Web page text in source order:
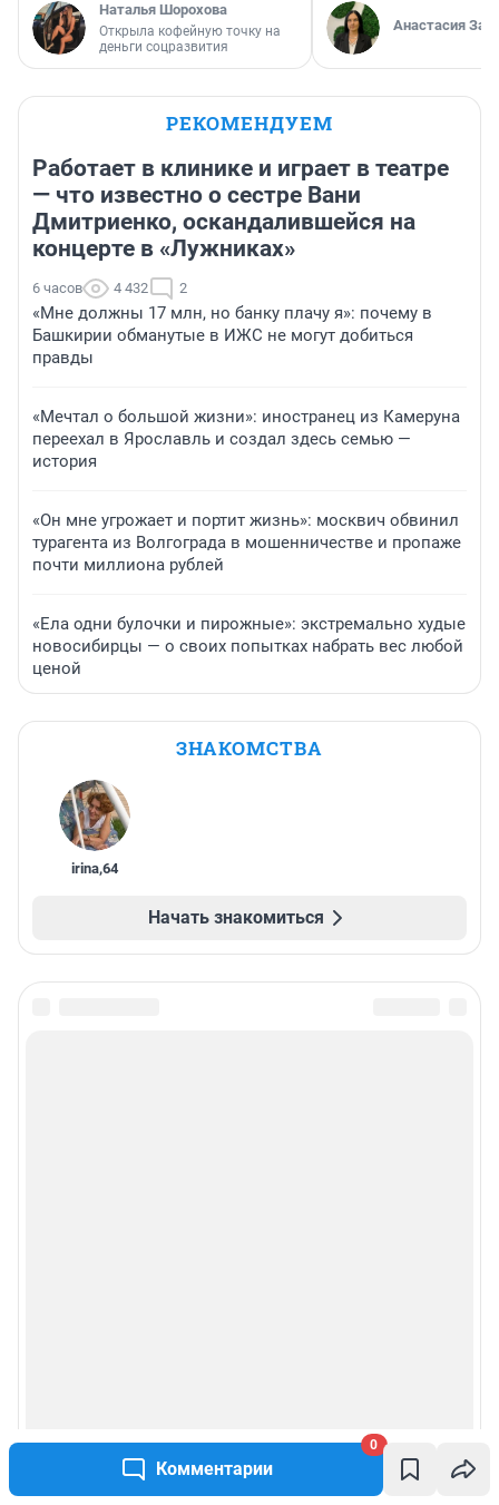
Комментарии
0
Наталья Шорохова
Открыла кофейную точку на
деньги соцразвития
Анастасия
РЕКОМЕНДУЕМ
Работает в клинике и играет в театре
— что известно о сестре Вани
Дмитриенко, оскандалившейся на
концерте в «Лужниках»
6 часов 4 432 2
«Мне должны 17 млн, но банку плачу я»: почему в
Башкирии обманутые в ИЖС не могут добиться
правды
«Мечтал о большой жизни»: иностранец из Камеруна
переехал в Ярославль и создал здесь семью —
история
«Он мне угрожает и портит жизнь»: москвич обвинил
турагента из Волгограда в мошенничестве и пропаже
почти миллиона рублей
«Ела одни булочки и пирожные»: экстремально худые
новосибирцы — о своих попытках набрать вес любой
ценой
ЗНАКОМСТВА
irina,64
Начать знакомиться